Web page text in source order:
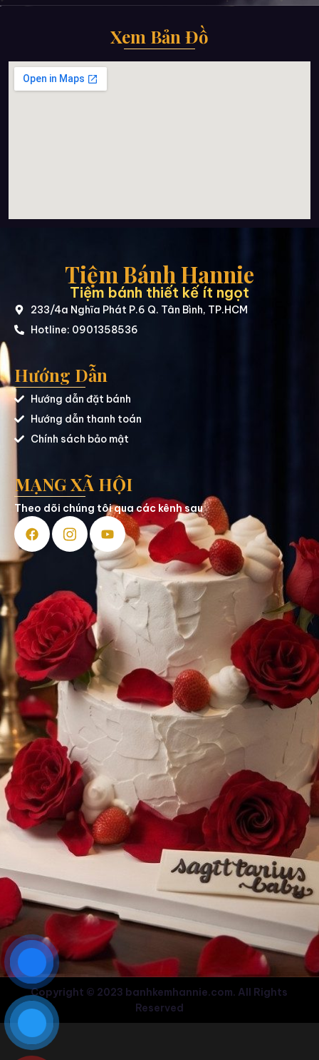
Xem Bản Đồ
Tiệm Bánh Hannie
Tiệm bánh thiết kế ít ngọt
233/4a Nghĩa Phát P.6 Q. Tân Bình, TP.HCM
Hotline: 0901358536
Hướng Dẫn
Hướng dẫn đặt bánh
Hướng dẫn thanh toán
Chính sách bảo mật
MẠNG XÃ HỘI
Theo dõi chúng tôi qua các kênh sau
Copyright © 2023 banhkemhannie.com. All Rights
Reserved